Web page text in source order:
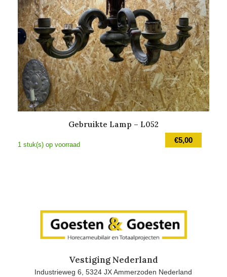
Gebruikte Lamp – L052
€5,00
1 stuk(s) op voorraad
Vestiging Nederland
Industrieweg 6, 5324 JX Ammerzoden Nederland